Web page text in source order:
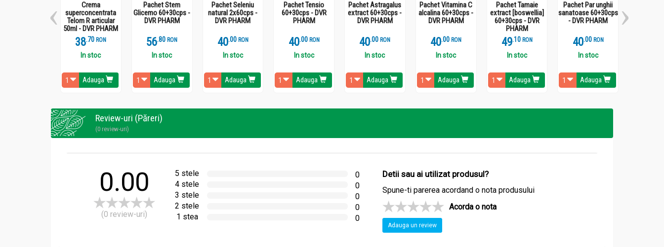
Crema
superconcentrata
Telom R articular
50ml - DVR PHARM
38.7 RON
In stoc
Adauga
Pachet Stem
Glicemo 60+30cps -
DVR PHARM
56.8 RON
In stoc
Adauga
Pachet Seleniu
natural 2x60cps -
DVR PHARM
40.0 RON
In stoc
Adauga
Pachet Tensio
60+30cps - DVR
PHARM
40.0 RON
In stoc
Adauga
Pachet Astragalus
extract 60+30cps -
DVR PHARM
40.0 RON
In stoc
Adauga
Pachet Vitamina C
alcalina 60+30cps -
DVR PHARM
40.0 RON
In stoc
Adauga
Pachet Tamaie
extract [boswellia]
60+30cps - DVR
PHARM
49.1 RON
In stoc
Adauga
Pachet Par unghii
sanatoase 60+30cps
- DVR PHARM
40.0 RON
In stoc
Adauga
Review-uri (Păreri)
(0 review-uri)
0.00
(0 review-uri)
5 stele
0
4 stele
0
3 stele
0
2 stele
0
1 stea
0
Detii sau ai utilizat produsul?
Spune-ti parerea acordand o nota produsului
Acorda o nota
Adauga un review